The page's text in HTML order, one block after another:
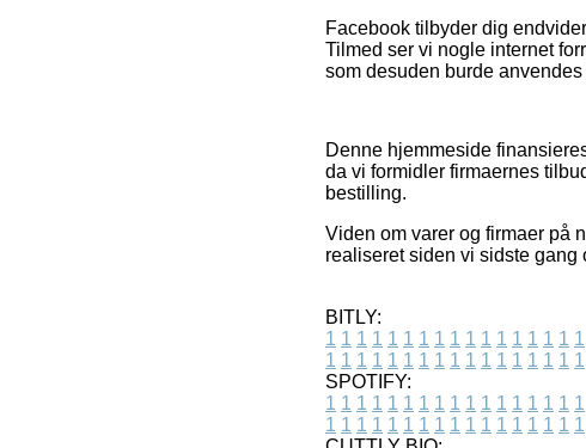
Facebook tilbyder dig
Tilmed ser vi nogle internet
som desuden burde
Denne hjemmeside
da vi formidler firmaernes
bestilling.
Viden om varer og firmaer på
realiseret siden vi sidste gang
BITLY:
1 1 1 1 1 1 1 1 1 1 1 1 1 1 1 1 1
1 1 1 1 1 1 1 1 1 1 1 1 1 1 1 1 1
SPOTIFY:
1 1 1 1 1 1 1 1 1 1 1 1 1 1 1 1 1
1 1 1 1 1 1 1 1 1 1 1 1 1 1 1 1 1